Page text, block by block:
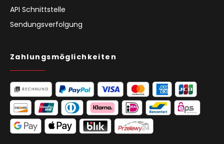
API Schnittstelle
Sendungsverfolgung
Zahlungsmöglichkeiten